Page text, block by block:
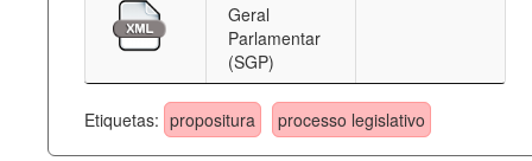
Geral
Parlamentar
(SGP)
Etiquetas: propositura processo legislativo